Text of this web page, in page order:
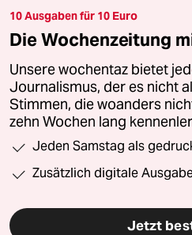
10 Ausgaben für 10 Euro
Die Wochenzeitung
Unsere wochentaz bietet
Journalismus, der es nicht
Stimmen, die woanders
zehn Wochen lang
Jeden Samstag als
Zusätzlich digitale
Jetzt